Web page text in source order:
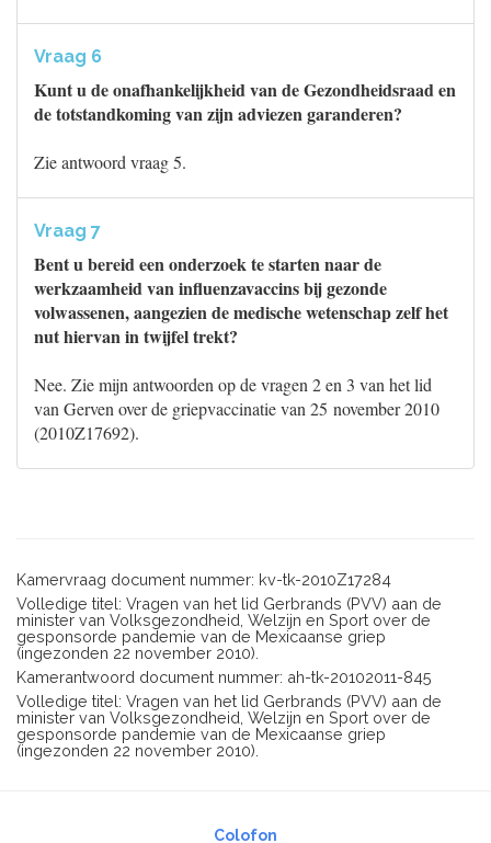
Vraag 6
Kunt u de onafhankelijkheid van de Gezondheidsraad en
de totstandkoming van zijn adviezen garanderen?
Zie antwoord vraag 5.
Vraag 7
Bent u bereid een onderzoek te starten naar de
werkzaamheid van influenzavaccins bij gezonde
volwassenen, aangezien de medische wetenschap zelf het
nut hiervan in twijfel trekt?
Nee. Zie mijn antwoorden op de vragen 2 en 3 van het lid
van Gerven over de griepvaccinatie van 25 november 2010
(2010Z17692).
Kamervraag document nummer: kv-tk-2010Z17284
Volledige titel: Vragen van het lid Gerbrands (PVV) aan de
minister van Volksgezondheid, Welzijn en Sport over de
gesponsorde pandemie van de Mexicaanse griep
(ingezonden 22 november 2010).
Kamerantwoord document nummer: ah-tk-20102011-845
Volledige titel: Vragen van het lid Gerbrands (PVV) aan de
minister van Volksgezondheid, Welzijn en Sport over de
gesponsorde pandemie van de Mexicaanse griep
(ingezonden 22 november 2010).
Colofon